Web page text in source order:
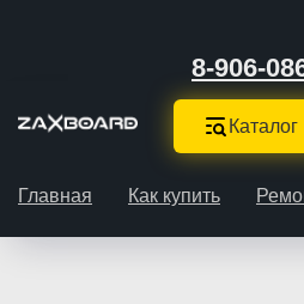
8-906-
Каталог
Главная Как купить